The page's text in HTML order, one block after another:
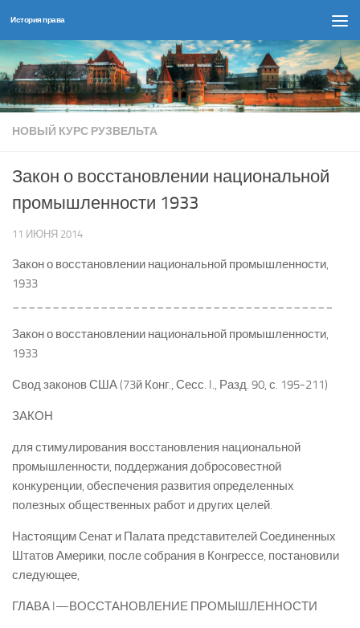
Перейти к содержимому
История права
НОВЫЙ КУРС РУЗВЕЛЬТА
Закон о восстановлении национальной
промышленности 1933
11 ИЮНЯ 2014
Закон о восстановлении национальной промышленности,
1933
Закон о восстановлении национальной промышленности,
1933
Свод законов США (73й Конг., Сесс. I., Разд. 90, с. 195-211)
ЗАКОН
для стимулирования восстановления национальной
промышленности, поддержания добросовестной
конкуренции, обеспечения развития определенных
полезных общественных работ и других целей.
Настоящим Сенат и Палата представителей Соединенных
Штатов Америки, после собрания в Конгрессе, постановили
следующее,
ГЛАВА I—ВОССТАНОВЛЕНИЕ ПРОМЫШЛЕННОСТИ